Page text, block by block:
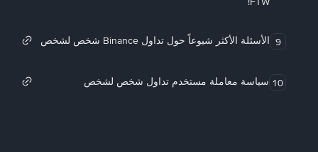
9 الأسئلة الأكثر شيوعاً حول تداول Binance شخص لشخص
10 سياسة معاملة مستخدم تداول شخص لشخص